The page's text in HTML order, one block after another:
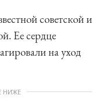
советской и
Ее сердце
на уход
НИЖЕ